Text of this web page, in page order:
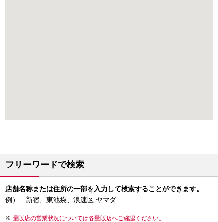
フリーワードで検索
店舗名称または住所の一部を入力して検索することができます。
例） 新宿、東池袋、浪速区 ヤマダ
量販店の営業状況については各量販店へご確認ください。